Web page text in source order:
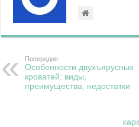
Попередня
Особенности двухъярусных
кроватей: виды,
преимущества, недостатки